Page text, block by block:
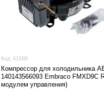
Код: 61580
Компрессор для холодильника
140143566093 Embraco FMXD9C
модулем управления)